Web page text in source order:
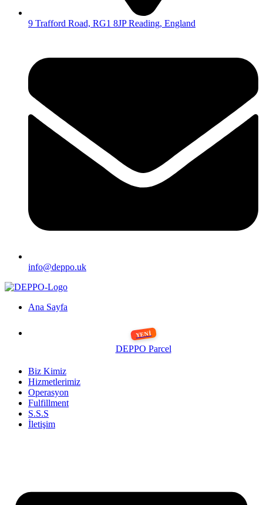
9 Trafford Road, RG1 8JP Reading, England
info@deppo.uk
Ana Sayfa
DEPPO Parcel
Biz Kimiz
Hizmetlerimiz
Operasyon
Fulfillment
S.S.S
İletişim